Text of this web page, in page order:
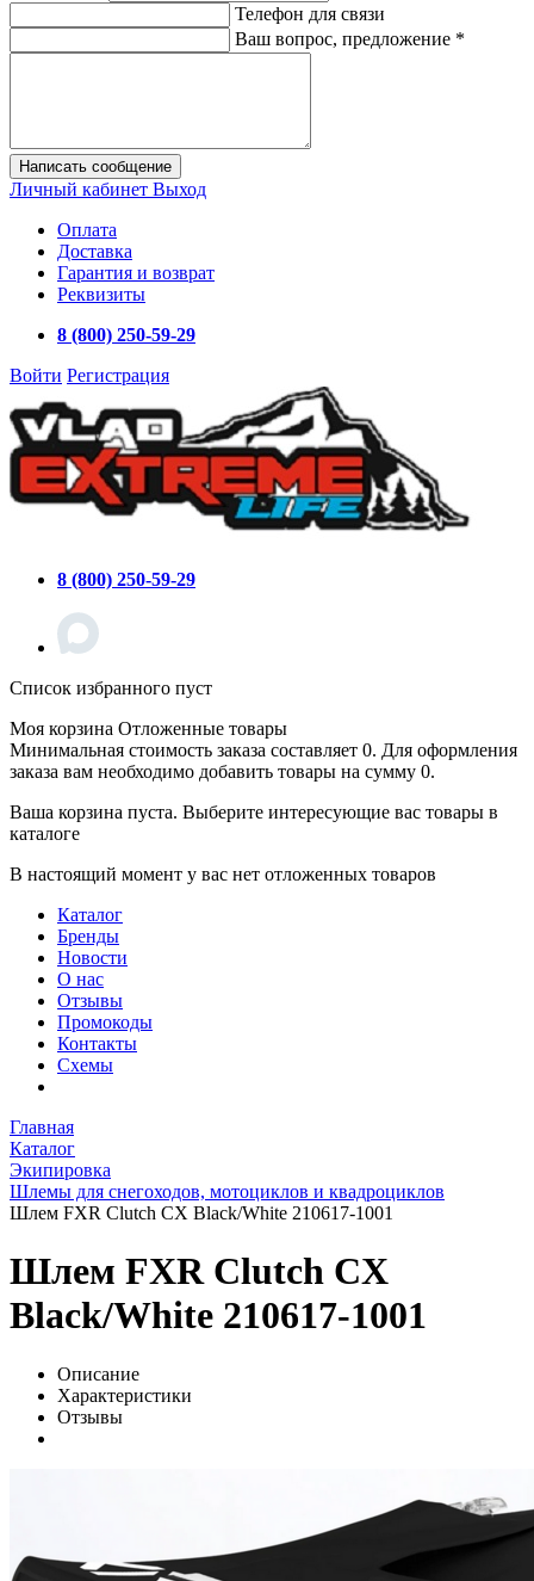
Телефон для связи
Ваш вопрос, предложение *
Написать сообщение
Личный кабинет Выход
Оплата
Доставка
Гарантия и возврат
Реквизиты
8 (800) 250-59-29
Войти Регистрация
8 (800) 250-59-29
Список избранного пуст
Моя корзина Отложенные товары
Минимальная стоимость заказа составляет 0. Для оформления
заказа вам необходимо добавить товары на сумму 0.
Ваша корзина пуста. Выберите интересующие вас товары в
каталоге
В настоящий момент у вас нет отложенных товаров
Каталог
Бренды
Новости
О нас
Отзывы
Промокоды
Контакты
Схемы
Главная
Каталог
Экипировка
Шлемы для снегоходов, мотоциклов и квадроциклов
Шлем FXR Clutch CX Black/White 210617-1001
Шлем FXR Clutch CX
Black/White 210617-1001
Описание
Характеристики
Отзывы